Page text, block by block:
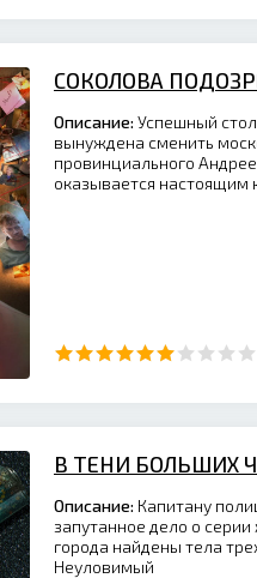
СОКОЛОВА
Описание: Успешный
вынуждена сменить
провинциального
оказывается
В ТЕНИ БОЛЬШИХ
Описание: Капитану
запутанное дело о
города найдены тела
Неуловимый